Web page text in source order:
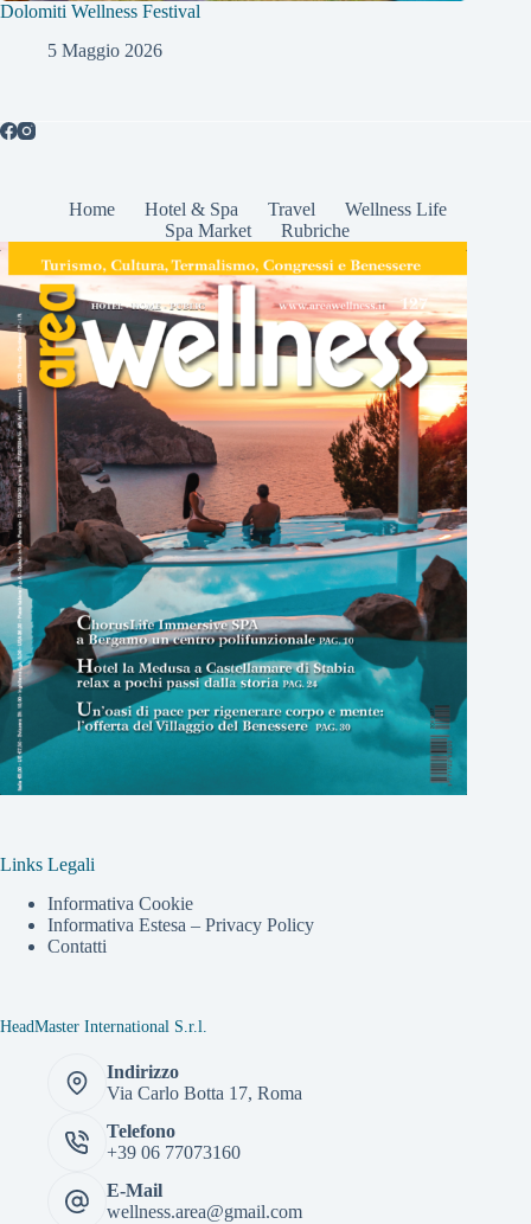
Dolomiti Wellness Festival
5 Maggio 2026
Home Hotel & Spa Travel
Wellness Life
Spa Market
Rubriche
Links Legali
Informativa Cookie
Informativa Estesa – Privacy Policy
Contatti
HeadMaster International S.r.l.
Indirizzo
Via Carlo Botta 17, Roma
Telefono
+39 06 77073160
E-Mail
wellness.area@gmail.com